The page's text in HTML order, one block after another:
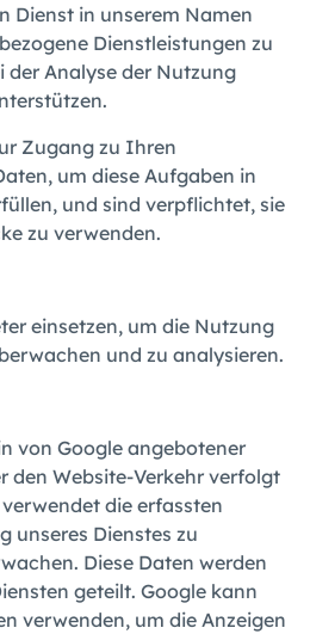
Dienst in unserem Namen
Dienstleistungen zu
der Analyse der Nutzung
Zugang zu Ihren
um diese Aufgaben in
und sind verpflichtet, sie
zu verwenden.
einsetzen, um die Nutzung
und zu analysieren.
von Google angebotener
den Website-Verkehr verfolgt
die erfassten
unseres Dienstes zu
Diese Daten werden
geteilt. Google kann
verwenden, um die Anzeigen